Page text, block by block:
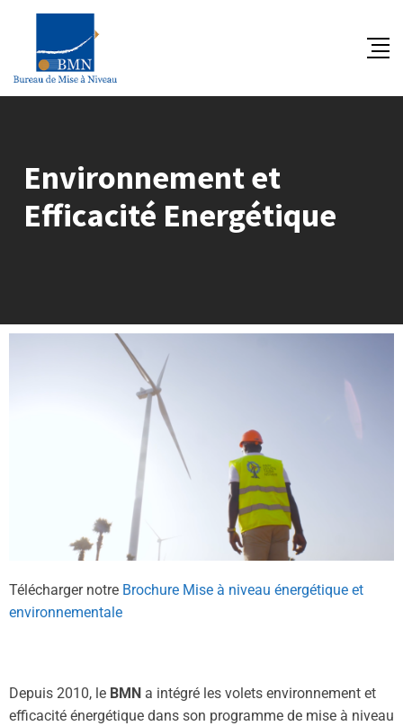
Environnement et
Efficacité Energétique
Télécharger notre Brochure Mise à niveau énergétique et
environnementale
Depuis 2010, le BMN a intégré les volets environnement et
efficacité énergétique dans son programme de mise à niveau